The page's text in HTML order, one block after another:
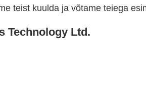
teist kuulda ja võtame teiega
Technology Ltd.